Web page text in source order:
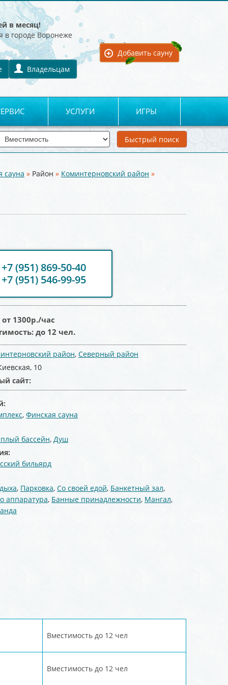
в месяц!
в городе Воронеже
Владельцам
Для владельцев:
Добавить сауну
УСЛУГИ ИГРЫ
сауна » Район » Коминтерновский район »
+7 (951) 869-50-40
+7 (951) 546-99-95
от 1300р./час
до 12 чел.
район, Северный район
10
сайт:
, Финская сауна
бассейн, Душ
бильярд
, Парковка, Со своей едой, Банкетный зал,
аппаратура, Банные принадлежности, Мангал,
Вместимость до 12 чел
Вместимость до 12 чел